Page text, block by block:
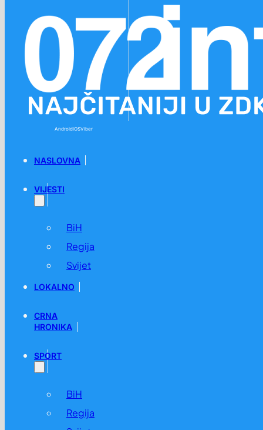
AndroidiOSViber
NASLOVNA
VIJESTI
BiH
Regija
Svijet
LOKALNO
CRNA
HRONIKA
SPORT
BiH
Regija